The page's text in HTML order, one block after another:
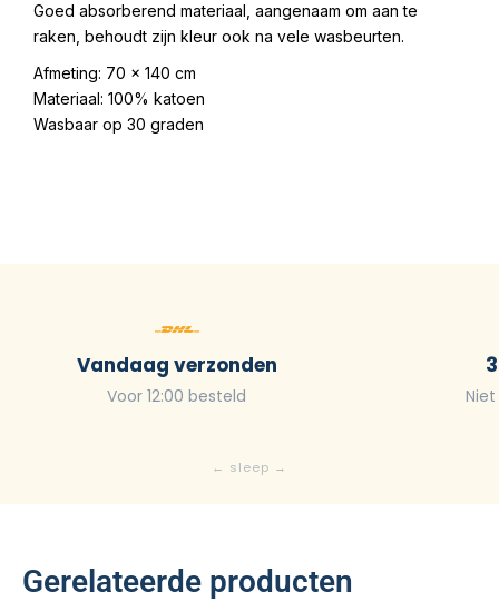
Goed absorberend materiaal, aangenaam om aan te
raken, behoudt zijn kleur ook na vele wasbeurten.
Afmeting: 70 x 140 cm
Materiaal: 100% katoen
Wasbaar op 30 graden
Vandaag verzonden
Voor 12:00 besteld
Gerelateerde producten